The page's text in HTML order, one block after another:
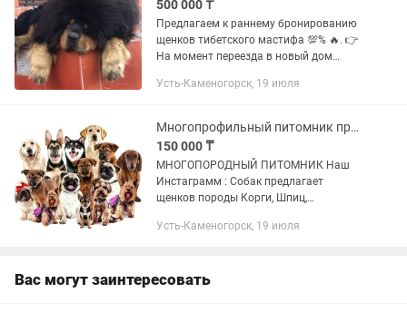
500 000 ₸
Предлагаем к раннему бронированию
щенков тибетского мастифа 💯% 🔥. 👉
На момент переезда в новый дом
документов, прививки, родословная,
Усть-Каменогорск, 19 июля
Многопрофильный питомник предлагает щенков разных пород
150 000 ₸
МНОГОПОРОДНЫЙ ПИТОМНИК Наш
Инстаграмм : Собак предлагает
щенков породы Корги, Шпиц,
бульдог, Американская Акита,Сиба Ину,
Усть-Каменогорск, 19 июля
Вас могут заинтересовать